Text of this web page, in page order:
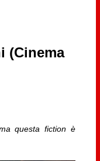
(Cinema
questa fiction è